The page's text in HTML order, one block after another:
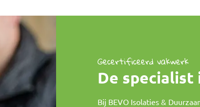
Gecertificeerd vakwerk
De specialist
Bij BEVO Isolaties &